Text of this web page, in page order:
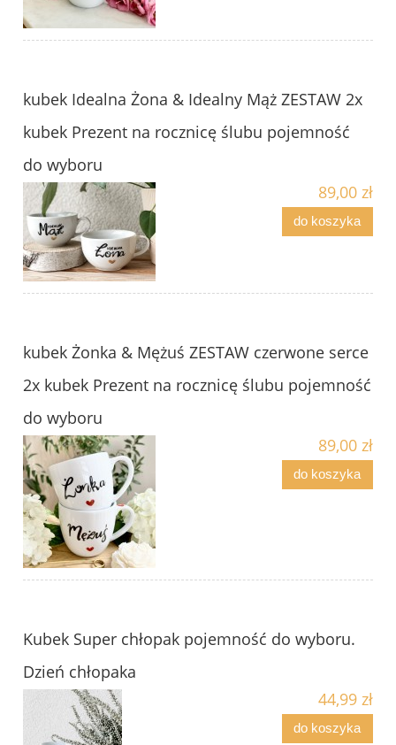
kubek Idealna Żona & Idealny Mąż ZESTAW 2x
kubek Prezent na rocznicę ślubu pojemność
do wyboru
89,00 zł
do koszyka
kubek Żonka & Mężuś ZESTAW czerwone serce
2x kubek Prezent na rocznicę ślubu pojemność
do wyboru
89,00 zł
do koszyka
Kubek Super chłopak pojemność do wyboru.
Dzień chłopaka
44,99 zł
do koszyka